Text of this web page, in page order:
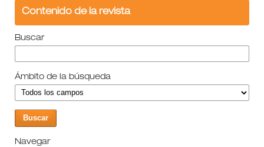
Contenido de la revista
Buscar
Ámbito de la búsqueda
Navegar